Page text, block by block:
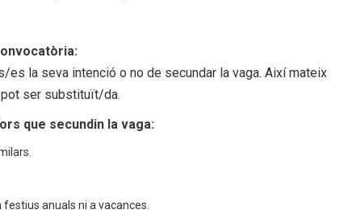
la seva intenció o no de secundar la vaga. Així mateix
ser substituït/da.
que secundin la vaga:
anuals ni a vacances.